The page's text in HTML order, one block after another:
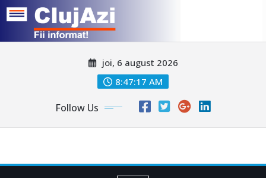
joi, 6 august 2026
8:47:20 AM
Follow Us